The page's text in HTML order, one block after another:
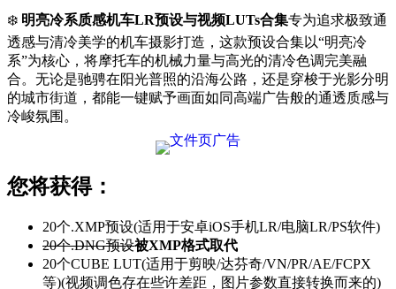
❄️ 明亮冷系质感机车LR预设与视频LUTs合集专为追求极致通
透感与清冷美学的机车摄影打造，这款预设合集以“明亮冷
系”为核心，将摩托车的机械力量与高光的清冷色调完美融
合。无论是驰骋在阳光普照的沿海公路，还是穿梭于光影分明
的城市街道，都能一键赋予画面如同高端广告般的通透质感与
冷峻氛围。
您将获得：
20个.XMP预设(适用于安卓iOS手机LR/电脑LR/PS软件)
20个.DNG预设被XMP格式取代
20个CUBE LUT(适用于剪映/达芬奇/VN/PR/AE/FCPX
等)(视频调色存在些许差距，图片参数直接转换而来的)